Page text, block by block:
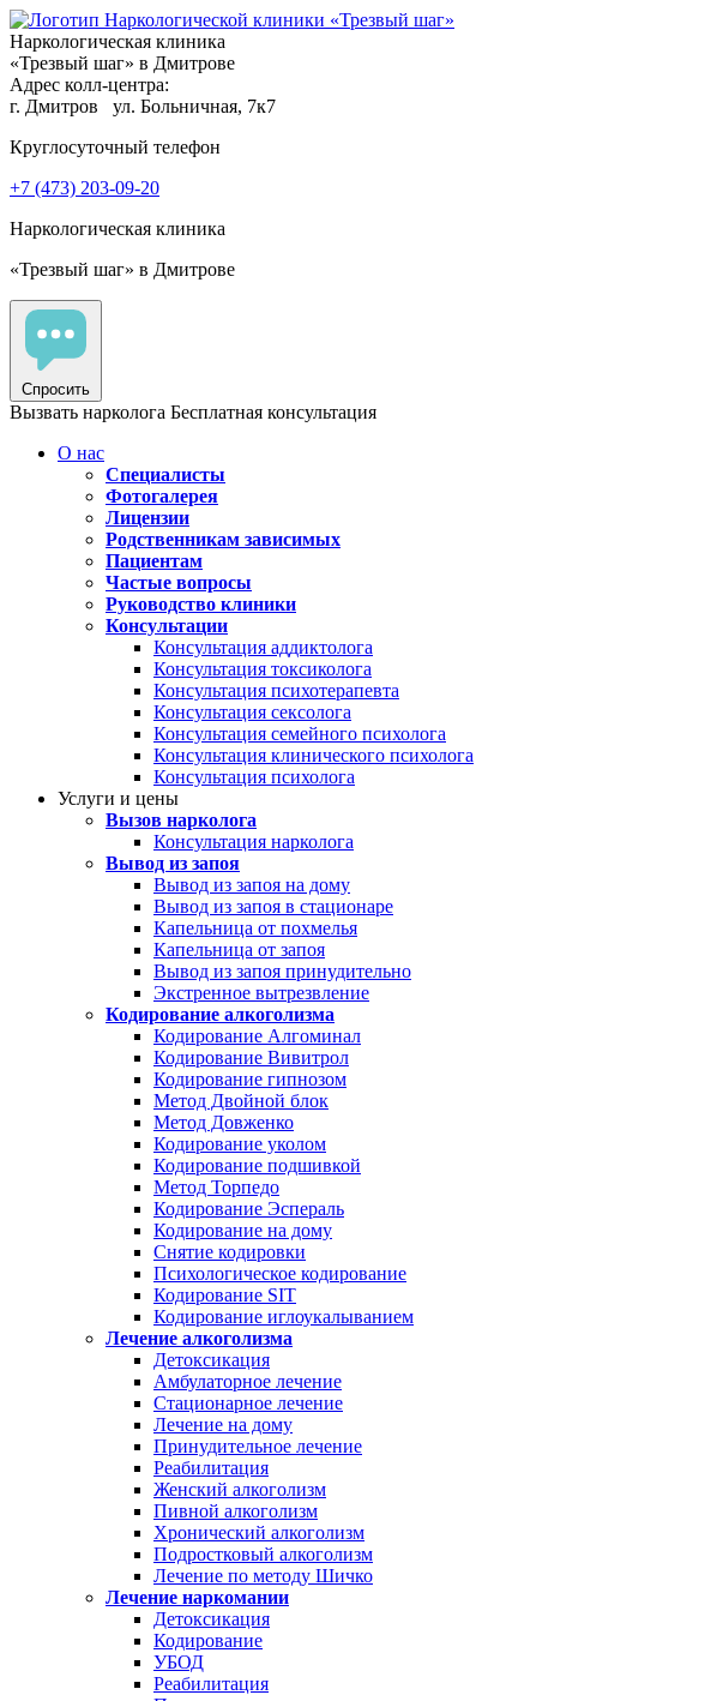
Наркологическая клиника
«Трезвый шаг» в Дмитрове
Адрес колл-центра:
г. Дмитров
ул. Больничная, 7к7
Круглосуточный телефон
+7 (473) 203-09-20
Наркологическая клиника
«Трезвый шаг» в Дмитрове
Спросить
Вызвать нарколога Бесплатная консультация
О нас
Специалисты
Фотогалерея
Лицензии
Родственникам зависимых
Пациентам
Частые вопросы
Руководство клиники
Консультации
Консультация аддиктолога
Консультация токсиколога
Консультация психотерапевта
Консультация сексолога
Консультация семейного психолога
Консультация клинического психолога
Консультация психолога
Услуги и цены
Вызов нарколога
Консультация нарколога
Вывод из запоя
Вывод из запоя на дому
Вывод из запоя в стационаре
Капельница от похмелья
Капельница от запоя
Вывод из запоя принудительно
Экстренное вытрезвление
Кодирование алкоголизма
Кодирование Алгоминал
Кодирование Вивитрол
Кодирование гипнозом
Метод Двойной блок
Метод Довженко
Кодирование уколом
Кодирование подшивкой
Метод Торпедо
Кодирование Эспераль
Кодирование на дому
Снятие кодировки
Психологическое кодирование
Кодирование SIT
Кодирование иглоукалыванием
Лечение алкоголизма
Детоксикация
Амбулаторное лечение
Стационарное лечение
Лечение на дому
Принудительное лечение
Реабилитация
Женский алкоголизм
Пивной алкоголизм
Хронический алкоголизм
Подростковый алкоголизм
Лечение по методу Шичко
Лечение наркомании
Детоксикация
Кодирование
УБОД
Реабилитация